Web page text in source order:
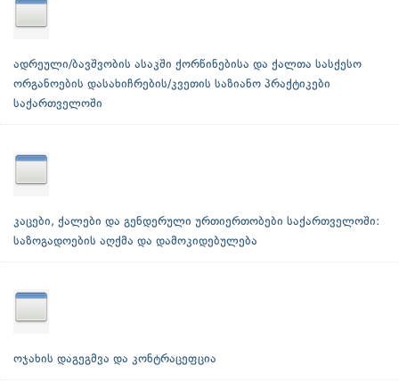
ადრეული/ბავშვობის ასაკში ქორწინებისა და ქალთა სასქესო
ორგანოების დასახიჩრების/კვეთის საზიანო პრაქტიკები
საქართველოში
კაცები, ქალები და გენდერული ურთიერთობები საქართველოში:
საზოგადოების აღქმა და დამოკიდებულება
ოჯახის დაგეგმვა და კონტრაცეფცია